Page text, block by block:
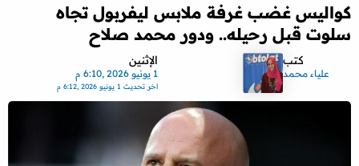
كواليس غضب غرفة ملابس ليفربول تجاه
سلوت قبل رحيله.. ودور محمد صلاح
كتب
علياء محمد
الإثنين
1 يونيو 2026 ,6:10 م
اخر تحديث 1 يونيو 2026 ,6:12 م